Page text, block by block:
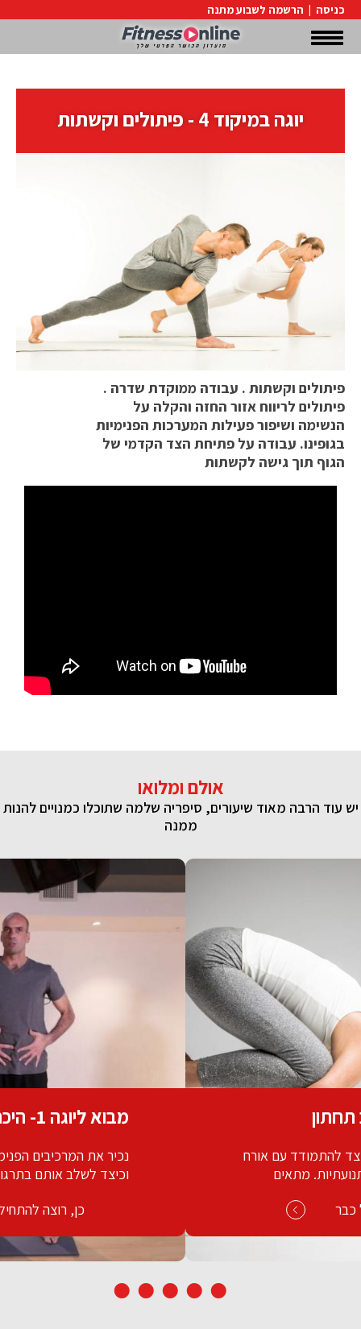
כניסה | הרשמה לשבוע מתנה
יוגה במיקוד 4 - פיתולים וקשתות
פיתולים וקשתות . עבודה ממוקדת שדרה .
פיתולים לריווח אזור החזה והקלה על
הנשימה ושיפור פעילות המערכות הפנימיות
בגופינו. עבודה על פתיחת הצד הקדמי של
הגוף תוך גישה לקשתות
אולם ומלואו
יש עוד הרבה מאוד שיעורים, סיפריה שלמה שתוכלו כמנויים להנות
ממנה
נכיר את המרכיבים הפנימיים שלנו בעולם היוגה
וכיצד לשלב אותם בתרגול.